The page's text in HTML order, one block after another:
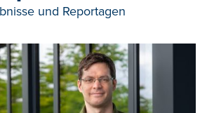
und Reportagen